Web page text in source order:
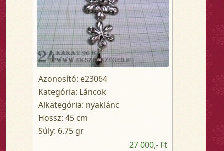
Azonosító: e23064
Kategória: Láncok
Alkategória: nyaklánc
Hossz: 45 cm
Súly: 6.75 gr
27 000,- Ft